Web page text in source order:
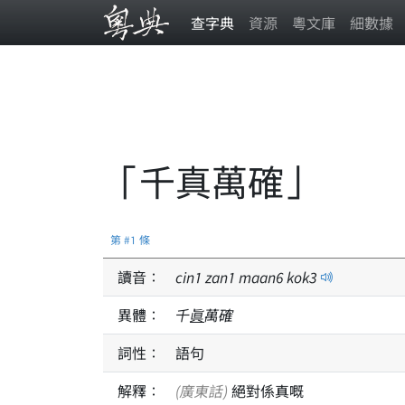
查字典 資源 粵文庫 細數據
「千真萬確」
第 #1 條
讀音： cin1 zan1 maan6kok3
異體：
千眞萬確
詞性：
語句
解釋：
(廣東話) 絕對係真嘅